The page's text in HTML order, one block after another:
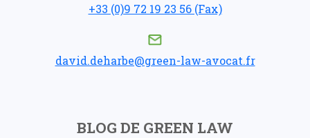
+33 (0)9 72 19 23 56 (Fax)
david.deharbe@green-law-avocat.fr
BLOG DE GREEN LAW